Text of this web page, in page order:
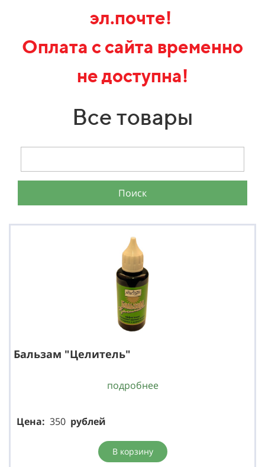
эл.почте!
Оплата с сайта временно
не доступна!
Все товары
Поиск
Бальзам "Целитель"
подробнее
Цена: 350 рублей
В корзину